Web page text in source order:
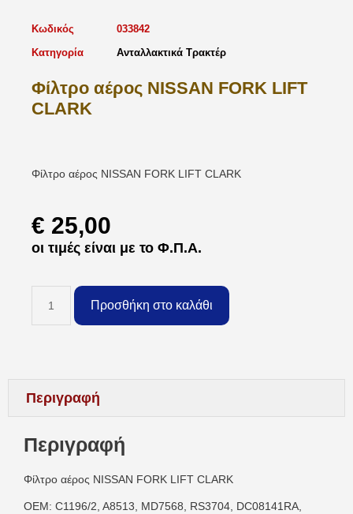
Κωδικός
033842
Κατηγορία
Ανταλλακτικά Τρακτέρ
Φίλτρο αέρος NISSAN FORK LIFT
CLARK
Φίλτρο αέρος NISSAN FORK LIFT CLARK
€ 25,00
οι τιμές είναι με το Φ.Π.Α.
Προσθήκη στο καλάθι
Περιγραφή
Περιγραφή
Φίλτρο αέρος NISSAN FORK LIFT CLARK
OEM: C1196/2, A8513, MD7568, RS3704, DC08141RA,